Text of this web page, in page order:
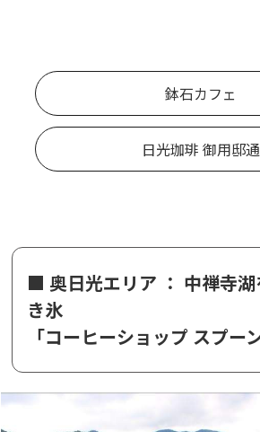
鉢石カフェ
日光珈琲 御用邸通
■ 奥日光エリア ： 中禅寺
き氷
「コーヒーショップ スプーン